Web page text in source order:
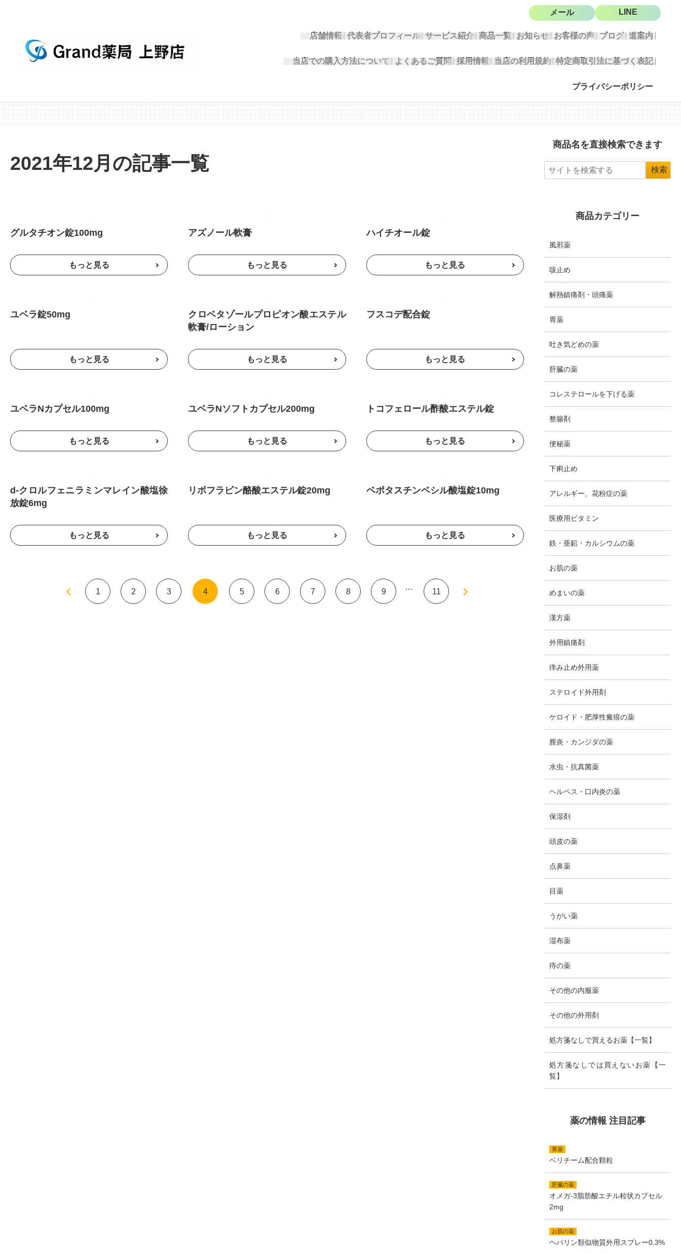
店舗情報 代表者プロフィール サービス紹介 商品一覧 お知らせ お客様の声 ブログ 道案内
当店での購入方法について よくあるご質問 採用情報 当店の利用規約 特定商取引法に基づく表記
プライバシーポリシー
メール LINE
2021年12月の記事一覧
グルタチオン錠100mg アズノール軟膏 ハイチオール錠
ユベラ錠50mg
クロベタゾールプロピオン酸エステル
軟膏/ローション
フスコデ配合錠
ユベラNカプセル100mg ユベラNソフトカプセル200mg トコフェロール酢酸エステル錠
d-クロルフェニラミンマレイン酸塩徐
放錠6mg
リボフラビン酪酸エステル錠20mg ベポタスチンベシル酸塩錠10mg
« 1 2 3 4 5 6 7 8 9 … 11 »
商品名を直接検索できます
商品カテゴリー
風邪薬
咳止め
解熱鎮痛剤・頭痛薬
胃薬
吐き気どめの薬
肝臓の薬
コレステロールを下げる薬
整腸剤
便秘薬
下痢止め
アレルギー、花粉症の薬
医療用ビタミン
鉄・亜鉛・カルシウムの薬
お肌の薬
めまいの薬
漢方薬
外用鎮痛剤
痒み止め外用薬
ステロイド外用剤
ケロイド・肥厚性瘢痕の薬
膣炎・カンジダの薬
水虫・抗真菌薬
ヘルペス・口内炎の薬
保湿剤
頭皮の薬
点鼻薬
目薬
うがい薬
湿布薬
痔の薬
その他の内服薬
その他の外用剤
処方箋なしで買えるお薬【一覧】
処方箋なしでは買えないお薬【一
覧】
薬の情報 注目記事
胃薬
ベリチーム配合顆粒
肝臓の薬
オメガ-3脂肪酸エチル粒状カプセル
2mg
お肌の薬
ヘパリン類似物質外用スプレー0.3%